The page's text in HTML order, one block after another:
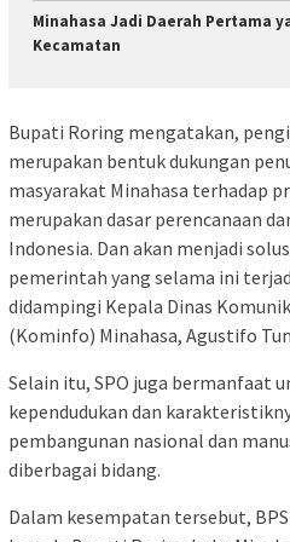
Minahasa Jadi Daerah Pertama
Kecamatan
Bupati Roring mengatakan,
merupakan bentuk dukungan
masyarakat Minahasa terhadap
merupakan dasar perencanaan
Indonesia. Dan akan menjadi
pemerintah yang selama ini
didampingi Kepala Dinas
(Kominfo) Minahasa, Agustifo
Selain itu, SPO juga bermanfaat
kependudukan dan
pembangunan nasional dan
diberbagai bidang.
Dalam kesempatan tersebut,